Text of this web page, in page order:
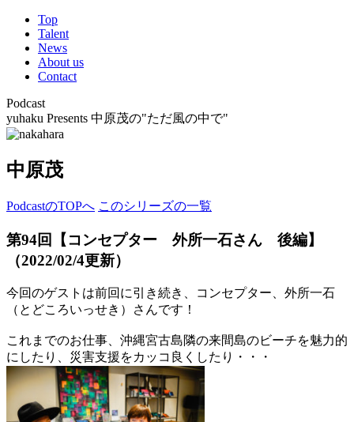
Top
Talent
News
About us
Contact
Podcast
yuhaku Presents 中原茂の"ただ風の中で"
中原茂
PodcastのTOPへ このシリーズの一覧
第94回【コンセプター 外所一石さん 後編】
（2022/02/4更新）
今回のゲストは前回に引き続き、コンセプター、外所一石
（とどころいっせき）さんです！
これまでのお仕事、沖縄宮古島隣の来間島のビーチを魅力的
にしたり、災害支援をカッコ良くしたり・・・